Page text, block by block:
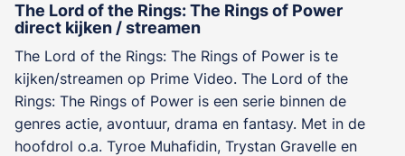
The Lord of the Rings: The Rings of Power
direct kijken / streamen
The Lord of the Rings: The Rings of Power is te
kijken/streamen op Prime Video. The Lord of the
Rings: The Rings of Power is een serie binnen de
genres actie, avontuur, drama en fantasy. Met in de
hoofdrol o.a. Tyroe Muhafidin, Trystan Gravelle en